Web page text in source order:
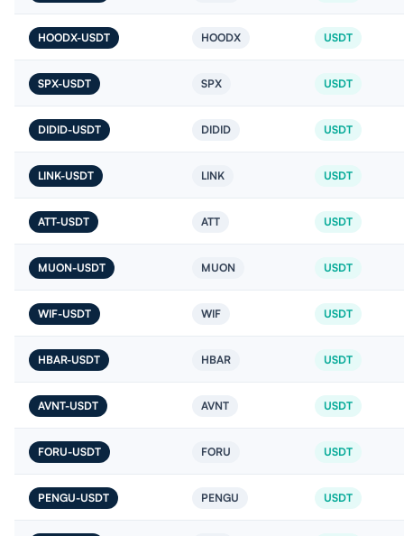
HOODX-USDT HOODX USDT
SPX-USDT SPX USDT
DIDID-USDT DIDID USDT
LINK-USDT LINK USDT
ATT-USDT ATT USDT
MUON-USDT MUON USDT
WIF-USDT WIF USDT
HBAR-USDT HBAR USDT
AVNT-USDT AVNT USDT
FORU-USDT FORU USDT
PENGU-USDT PENGU USDT